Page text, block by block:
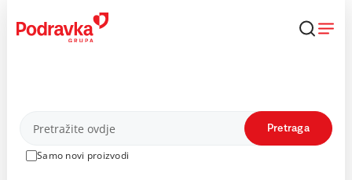
content
Proizvodi
Samo novi proizvodi
Pretraga